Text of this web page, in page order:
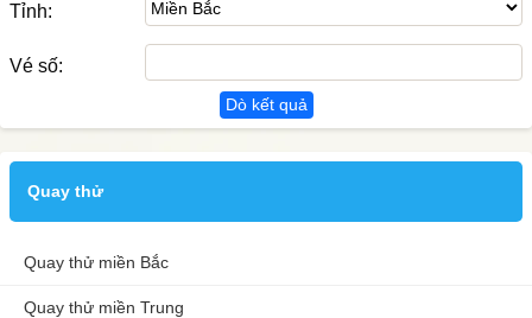
Tỉnh:
Vé số:
Dò kết quả
Quay thử
Quay thử miền Bắc
Quay thử miền Trung